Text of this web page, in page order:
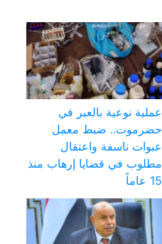
عملية نوعية بالعبر في
حضرموت.. ضبط معمل
عبوات ناسفة واعتقال
مطلوب في قضايا إرهاب منذ
15 عاماً